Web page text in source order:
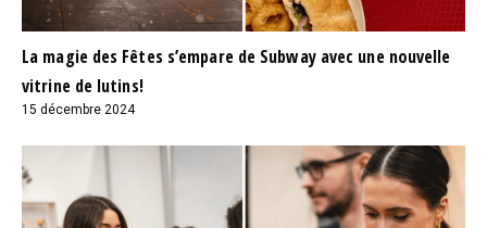
La magie des Fêtes s’empare de Subway avec une nouvelle
vitrine de lutins!
15 décembre 2024